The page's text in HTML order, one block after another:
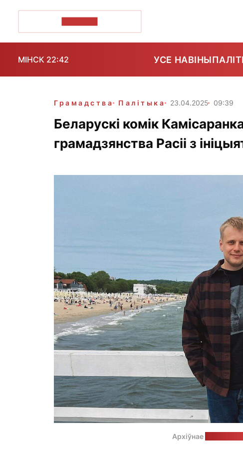
МІНСК 22:42 УСЕ НАВІНЫ
Грамадства Палітыка 23.04.2025 09:39
Беларускі комік
грамадзянства Расіі з
Архіўнае